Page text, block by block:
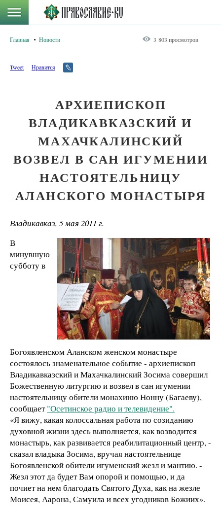
Главная Новости 3 803 просмотров
Tweet Нравится
АРХИЕПИСКОП
ВЛАДИКАВКАЗСКИЙ И
МАХАЧКАЛИНСКИЙ
ВОЗВЕЛ В САН ИГУМЕНИИ
НАСТОЯТЕЛЬНИЦУ
АЛАНСКОГО МОНАСТЫРЯ
Владикавказ, 5 мая 2011 г.
В
минувшую
субботу в
Богоявленском Аланском женском монастыре
состоялось знаменательное событие - архиепископ
Владикавказский и Махачкалинский Зосима совершил
Божественную литургию и возвел в сан игумении
настоятельницу обители монахиню Нонну (Багаеву),
сообщает"Осетинское радио и телевидение".
«Я вижу, какая колоссальная работа по созиданию
духовной жизни здесь выполняется, как возводится
монастырь, как развивается реабилитационный центр, -
сказал владыка Зосима, вручая настоятельнице
Богоявленской обители игуменский жезл и мантию. -
Жезл этот да будет Вам опорой и помощью, и да
почиет на нем благодать Святого Духа, как на жезле
Моисея, Аарона, Самуила и всех угодников Божиих».